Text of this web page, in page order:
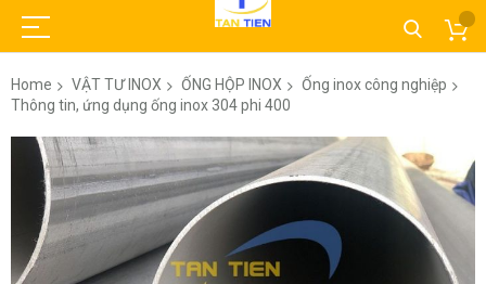
Home VẬT TƯ INOX ỐNG HỘP INOX
Ống inox công nghiệp
Thông tin, ứng dụng ống inox 304 phi 400
Skip
images
gallery